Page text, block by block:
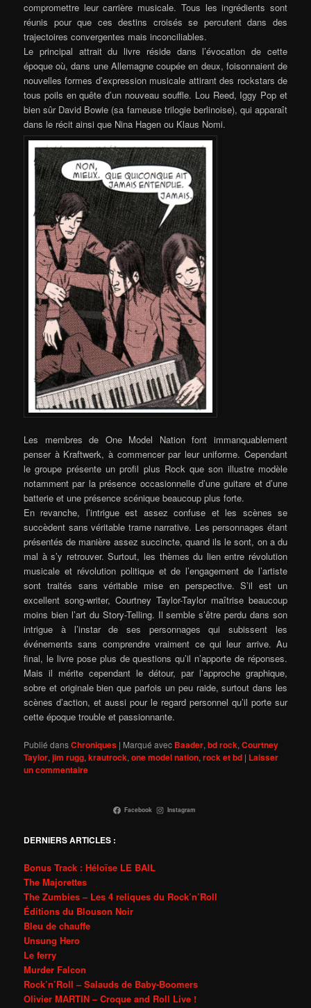
compromettre leur carrière musicale. Tous les ingrédients sont
réunis pour que ces destins croisés se percutent dans des
trajectoires convergentes mais inconciliables.
Le principal attrait du livre réside dans l’évocation de cette
époque où, dans une Allemagne coupée en deux, foisonnaient de
nouvelles formes d’expression musicale attirant des rockstars de
tous poils en quête d’un nouveau souffle. Lou Reed, Iggy Pop et
bien sûr David Bowie (sa fameuse trilogie berlinoise), qui apparaît
dans le récit ainsi que Nina Hagen ou Klaus Nomi.
Les membres de One Model Nation font immanquablement
penser à Kraftwerk, à commencer par leur uniforme. Cependant
le groupe présente un profil plus Rock que son illustre modèle
notamment par la présence occasionnelle d’une guitare et d’une
batterie et une présence scénique beaucoup plus forte.
En revanche, l’intrigue est assez confuse et les scènes se
succèdent sans véritable trame narrative. Les personnages étant
présentés de manière assez succincte, quand ils le sont, on a du
mal à s’y retrouver. Surtout, les thèmes du lien entre révolution
musicale et révolution politique et de l’engagement de l’artiste
sont traités sans véritable mise en perspective. S’il est un
excellent song-writer, Courtney Taylor-Taylor maîtrise beaucoup
moins bien l’art du Story-Telling. Il semble s’être perdu dans son
intrigue à l’instar de ses personnages qui subissent les
événements sans comprendre vraiment ce qui leur arrive. Au
final, le livre pose plus de questions qu’il n’apporte de réponses.
Mais il mérite cependant le détour, par l’approche graphique,
sobre et originale bien que parfois un peu raide, surtout dans les
scènes d’action, et aussi pour le regard personnel qu’il porte sur
cette époque trouble et passionnante.
Publié dansChroniques | Marqué avec Baader,bd rock,Courtney
Taylor,jim rugg,krautrock,one model nation,rock et bd | Laisser
un commentaire
Facebook Instagram
DERNIERS ARTICLES :
Bonus Track : Héloïse LE BAIL
The Majorettes
The Zumbies – Les 4 reliques du Rock’n’Roll
Éditions du Blouson Noir
Bleu de chauffe
Unsung Hero
Le ferry
Murder Falcon
Rock’n’Roll – Salauds de Baby-Boomers
Olivier MARTIN – Croque and Roll Live !